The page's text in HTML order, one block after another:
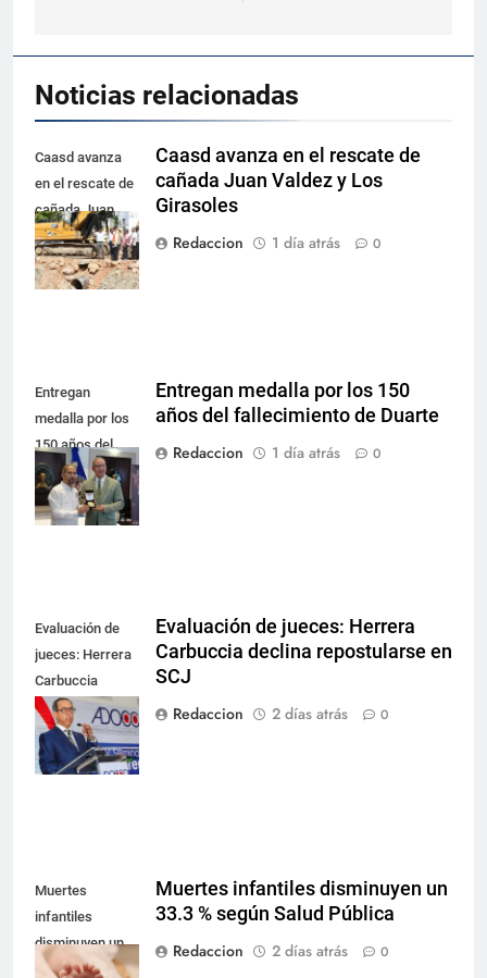
Noticias relacionadas
Caasd avanza
en el rescate de
cañada Juan
Valdez y Los
Girasoles
Caasd avanza en el rescate de
cañada Juan Valdez y Los
Girasoles
Redaccion
1 día atrás 0
Entregan
medalla por los
150 años del
fallecimiento de
Duarte
Entregan medalla por los 150
años del fallecimiento de Duarte
Redaccion
1 día atrás 0
Evaluación de
jueces: Herrera
Carbuccia
declina
repostularse en
SCJ
Evaluación de jueces: Herrera
Carbuccia declina repostularse en
SCJ
Redaccion
2 días atrás 0
Muertes
infantiles
disminuyen un
33.3 % según
Muertes infantiles disminuyen un
33.3 % según Salud Pública
Redaccion
2 días atrás 0